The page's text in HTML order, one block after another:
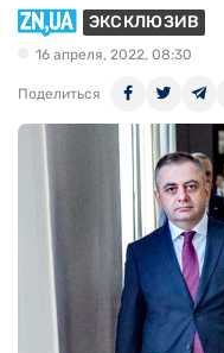
ЭКСКЛЮЗИВ
16 апреля, 2022, 08:30
Поделиться